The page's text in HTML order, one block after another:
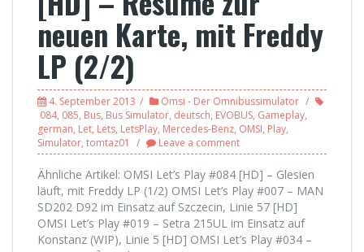
neuen Karte, mit Freddy
LP (2/2)
4. September 2013
Omsi - Der Omnibussimulator
084, 085, Bus, Bus Simulator, deutsch, EVOBUS, Gameplay,
german, Let, Lets, LetsPlay, Mercedes-Benz, OMSI, Play,
Simulator, tomtaz01 Leave a comment
Ähnliche Artikel: OMSI Let’s Play #084 [HD] – Glesien
läuft, mit Freddy LP (1/2) OMSI Let’s Play #007 – MAN
SD202 D92 im Einsatz auf Szczecin, Linie 57 [HD]
OMSI Let’s Play #019 – Setra 215UL im Einsatz auf
Konstanz (WIP), Linie 5 [HD] OMSI Let’s Play #034 –